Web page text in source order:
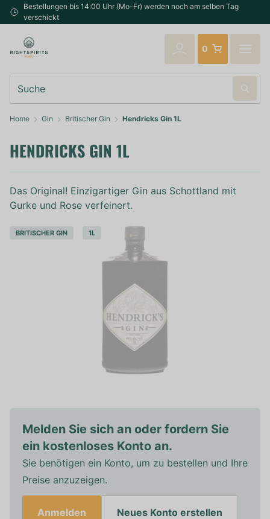
Bestellungen bis 14:00 Uhr (Mo-Fr) werden noch am selben Tag
verschickt
0
Home Gin Britischer Gin Hendricks Gin 1L
HENDRICKS GIN 1L
Das Original! Einzigartiger Gin aus Schottland mit
Gurke und Rose verfeinert.
BRITISCHER GIN 1L
Melden Sie sich an oder fordern Sie
ein kostenloses Konto an.
Sie benötigen ein Konto, um zu bestellen und Ihre
Preise anzuzeigen.
Anmelden Neues Konto erstellen